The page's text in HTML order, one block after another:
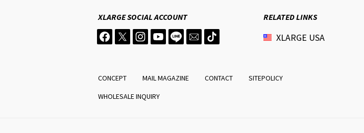
XLARGESOCIAL ACCOUNT RELATED LINKS
XLARGE USA
CONCEPT MAIL MAGAZINE CONTACT
SITEPOLICY
WHOLESALE INQUIRY